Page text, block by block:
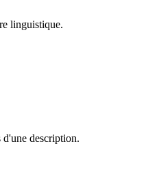
linguistique.
d'une description.